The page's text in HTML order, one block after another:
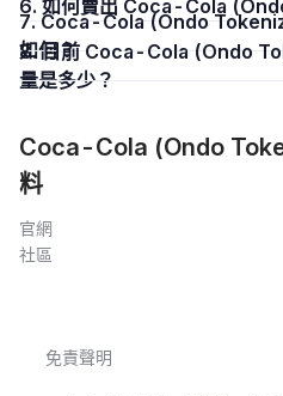
6. 如何賣出 Coca-Cola
7. Coca-Cola (Ondo Tokenized Stock) 的投資前景
如何？
8. 目前 Coca-Cola (Ondo Tokenized Stock) 的供應
量是多少？
Coca-Cola (Ondo
料
官網
社區
免責聲明